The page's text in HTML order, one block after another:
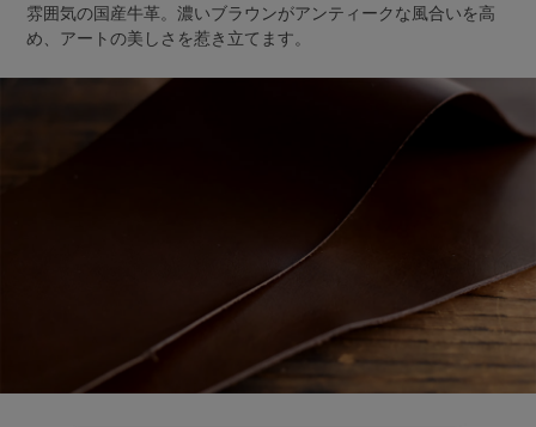
雰囲気の国産牛革。濃いブラウンがアンティークな風合いを高
め、アートの美しさを惹き立てます。